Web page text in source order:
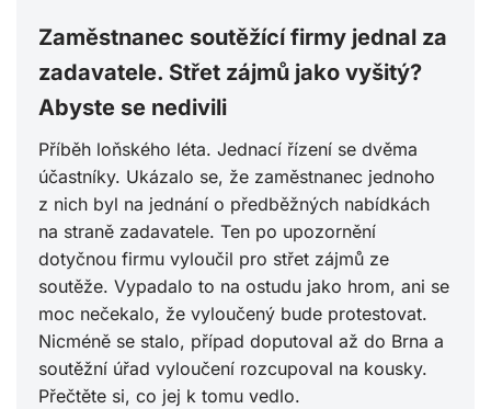
Přihlaste se k
Zaměstnanec soutěžící firmy jednal za
zadavatele. Střet zájmů jako vyšitý?
Abyste se nedivili
Příběh loňského léta. Jednací řízení se dvěma
účastníky. Ukázalo se, že zaměstnanec jednoho
z nich byl na jednání o předběžných nabídkách
na straně zadavatele. Ten po upozornění
dotyčnou firmu vyloučil pro střet zájmů ze
soutěže. Vypadalo to na ostudu jako hrom, ani se
moc nečekalo, že vyloučený bude protestovat.
Nicméně se stalo, případ doputoval až do Brna a
soutěžní úřad vyloučení rozcupoval na kousky.
Přečtěte si, co jej k tomu vedlo.